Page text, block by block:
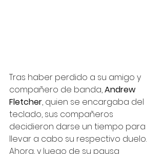
Tras haber perdido a su amigo y
compañero de banda, Andrew
Fletcher, quien se encargaba del
teclado, sus compañeros
decidieron darse un tiempo para
llevar a cabo su respectivo duelo.
Ahora, y luego de su pausa